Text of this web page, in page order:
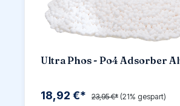
Ultra Phos - Po4 Adsorber
18,92 €* 23,95 €* (21% gespart)